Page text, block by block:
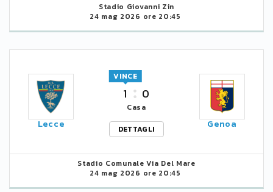
Stadio Giovanni Zin
24 mag 2026 ore 20:45
Lecce
1
VINCE
0
Casa
DETTAGLI
Genoa
Stadio Comunale Via Del Mare
24 mag 2026 ore 20:45